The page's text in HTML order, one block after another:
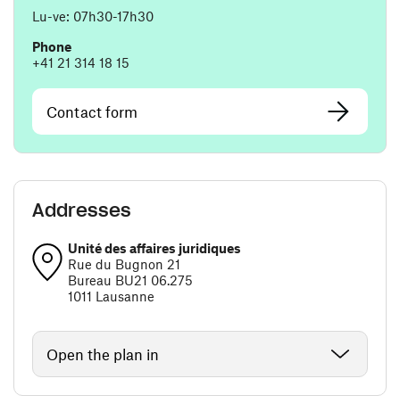
Lu-ve: 07h30-17h30
Phone
+41 21 314 18 15
Contact form
Addresses
Unité des affaires juridiques
Rue du Bugnon 21
Bureau BU21 06.275
1011 Lausanne
Open the plan in